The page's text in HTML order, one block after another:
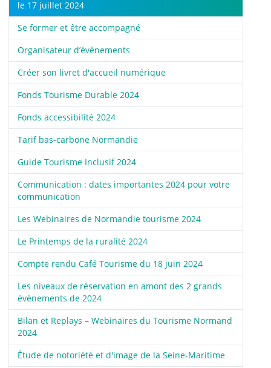
le 17 juillet 2024
Se former et être accompagné
Organisateur d’événements
Créer son livret d'accueil numérique
Fonds Tourisme Durable 2024
Fonds accessibilité 2024
Tarif bas-carbone Normandie
Guide Tourisme Inclusif 2024
Communication : dates importantes 2024 pour votre
communication
Les Webinaires de Normandie tourisme 2024
Le Printemps de la ruralité 2024
Compte rendu Café Tourisme du 18 juin 2024
Les niveaux de réservation en amont des 2 grands
évènements de 2024
Bilan et Replays – Webinaires du Tourisme Normand
2024
Étude de notoriété et d'image de la Seine-Maritime